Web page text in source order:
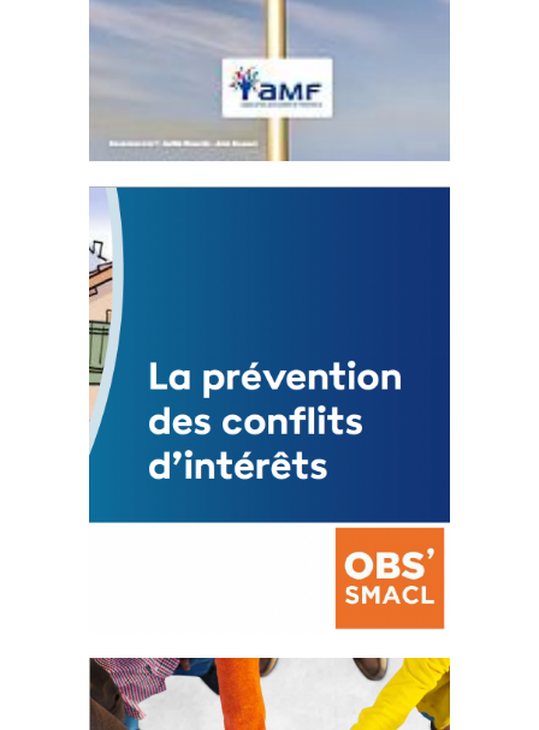
Statut de l’élu local
3 avril 2024
Mise à jour avril 2024
FEUILLETER
La prévention des conflits
d’intérêts
18 septembre 2023